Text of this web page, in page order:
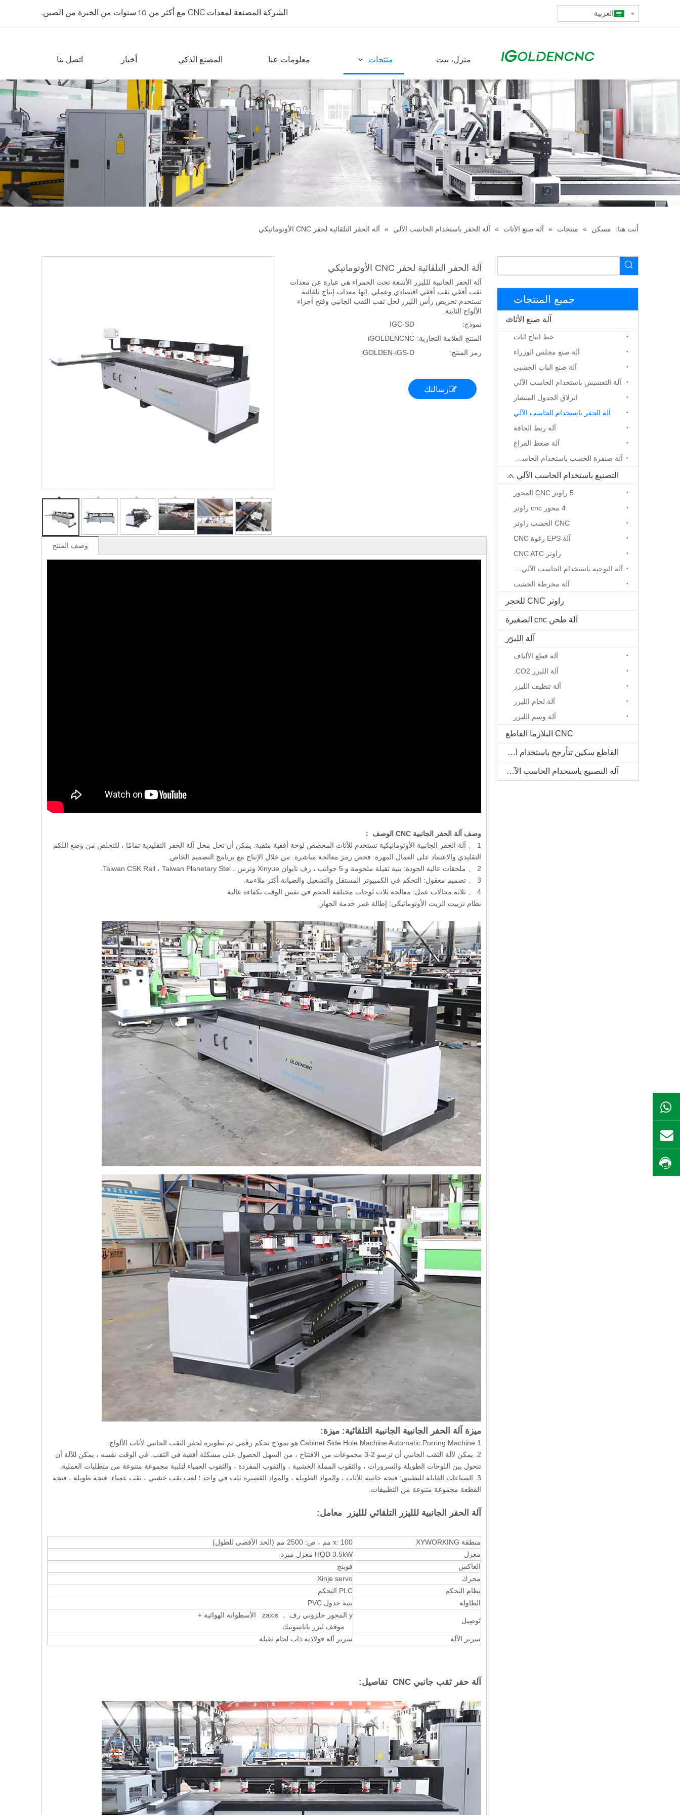
الشركة المصنعة لمعدات CNC مع أكثر من 10 سنوات من الخبرة من الصين. العربية
منزل، بيت منتجات معلومات عنا المصنع الذكي أخبار اتصل بنا
أنت هنا: مسكن » منتجات » آلة صنع الأثاث » آلة الحفر باستخدام الحاسب الآلي » آلة الحفر التلقائية لحفر CNC الأوتوماتيكي
آلة الحفر التلقائية لحفر CNC الأوتوماتيكي
آلة الحفر الجانبية للليزر الأشعة تحت الحمراء هي عبارة عن معدات
ثقب أفقي ثقب أفقي اقتصادي وعملي. إنها معدات إنتاج تلقائية
تستخدم تحريض رأس الليزر لحل ثقب الثقب الجانبي وفتح أجزاء
الألواح الثابتة.
نموذج:
IGC-SD
المنتج العلامة التجارية: iGOLDENCNC
رمز المنتج:
iGOLDEN-iGS-D
رسالتك
وصف المنتج
وصف آلة الحفر الجانبية CNC الوصف ：
1 、 آلة الحفر الجانبية الأوتوماتيكية تستخدم للأثاث المخصص لوحة أفقية مثقبة. يمكن أن تحل محل آلة الحفر التقليدية تمامًا ، للتخلص من وضع اللكم
التقليدي والاعتماد على العمال المهرة. فحص رمز معالجة مباشرة. من خلال الإنتاج مع برنامج التصميم الخاص.
2 、 ملحقات عالية الجودة: بنية ثقيلة ملحومة و 5 جوانب ، رف تايوان Xinyue وترس ، Taiwan CSK Rail ، Taiwan Planetary Stel.
3 、 تصميم معقول: التحكم في الكمبيوتر المستقل والتشغيل والصيانة أكثر ملاءمة.
4 、 ثلاثة مجالات عمل: معالجة ثلاث لوحات مختلفة الحجم في نفس الوقت بكفاءة عالية
نظام تزييت الزيت الأوتوماتيكي: إطالة عمر خدمة الجهاز.
ميزة آلة الحفر الجانبية الجانبية التلقائية: ميزة:
1.Cabinet Side Hole Machine Automatic Porring Machine هو نموذج تحكم رقمي تم تطويره لحفر الثقب الجانبي لأثاث الألواح.
2. يمكن لآلة الثقب الجانبي أن ترسو 2-3 مجموعات من الافتتاح ، من السهل الحصول على مشكلة أفقية في الثقب. في الوقت نفسه ، يمكن للآلة أن
تتحول بين اللوحات الطويلة والسرورات ، والثقوب المملة الخشبية ، والثقوب المفردة ، والثقوب العمياء لتلبية مجموعة متنوعة من متطلبات العملية.
3. الصناعات القابلة للتطبيق: فتحة جانبية للأثاث ، والمواد الطويلة ، والمواد القصيرة ثلث في واحد ؛ لعب ثقب خشبي ، ثقب عمياء. فتحة طويلة ، فتحة
القطعة مجموعة متنوعة من التطبيقات.
آلة الحفر الجانبية للليزر التلقائي للليزر معامل:
منطقة XYWORKING
x: 100 مم ، ص: 2500 مم (الحد الأقصى للطول)
مغزل
HQD 3.5kW مغزل مبرد
العاكس
فوينج
محرك
Xinje servo
نظام التحكم
PLC التحكم
الطاولة
بنية جدول PVC
تَوصِيل
y المحور حلزوني رف ， zaxis الأسطوانة الهوائية +
موقف ليزر باناسونيك
سرير الآلة
سرير آلة فولاذية ذات لحام ثقيلة
آلة حفر ثقب جانبي CNC تفاصيل:
جميع المنتجات
آلة صنع الأثاث
خط انتاج اثاث
آلة صنع مجلس الوزراء
آلة صنع الباب الخشبي
آلة التعشيش باستخدام الحاسب الآلي
انزلاق الجدول المنشار
آلة الحفر باستخدام الحاسب الآلي
آلة ربط الحافة
آلة ضغط الفراغ
التصنيع باستخدام الحاسب الآلي جهاز التوجيه
5 راوتر CNC المحور
4 محور cnc راوتر
CNC الخشب راوتر
آلة EPS رغوة CNC
راوتر CNC ATC
آلة مخرطة الخشب
راوتر CNC للحجر
آلة طحن cnc الصغيرة
آلة الليزر
آلة قطع الألياف
آلة الليزر CO2.
آلة تنظيف الليزر
آلة لحام الليزر
آلة وسم الليزر
CNC البلازما القاطع
القاطع سكين تتأرجح باستخدام الحاسب الآلي
آلة التصنيع باستخدام الحاسب الآلي الخشب الصلب